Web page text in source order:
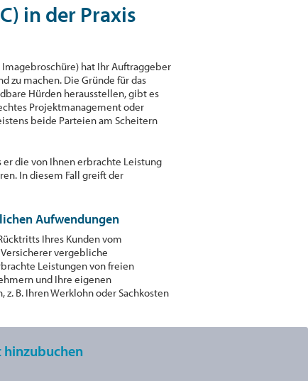
in der Praxis
hat Ihr Auftraggeber
zu machen. Die Gründe für das
Hürden herausstellen, gibt es
Projektmanagement oder
beide Parteien am Scheitern
die von Ihnen erbrachte Leistung
In diesem Fall greift der
Aufwendungen
Ihres Kunden vom
vergebliche
Leistungen von freien
und Ihre eigenen
B. Ihren Werklohn oder Sachkosten
hinzubuchen